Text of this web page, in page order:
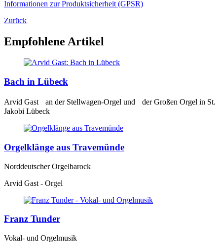
Informationen zur Produktsicherheit (GPSR)
Zurück
Empfohlene Artikel
Bach in Lübeck
Arvid Gast an der Stellwagen-Orgel und der Großen Orgel in St.
Jakobi Lübeck
Orgelklänge aus Travemünde
Norddeutscher Orgelbarock
Arvid Gast - Orgel
Franz Tunder
Vokal- und Orgelmusik